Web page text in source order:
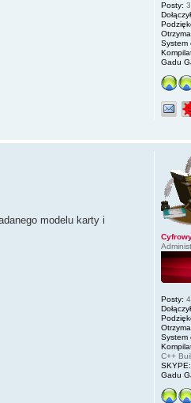
Posty:
System
Gadu
modelu karty i
Posty:
System
C++
SKYPE:
Gadu